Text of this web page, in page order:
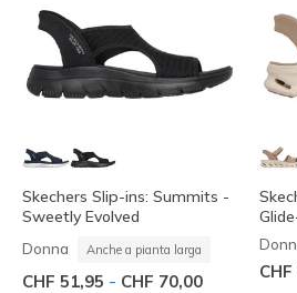
Skechers Slip-ins: Summits -
Sweetly Evolved
Donna Anche a pianta larga
CHF 51,95 - CHF 70,00